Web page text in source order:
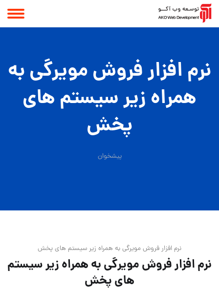
نرم افزار فروش مویرگی به
همراه زیر سیستم های
پخش
پیشخوان
نرم افزار فروش مویرگی به همراه زیر سیستم های پخش
نرم افزار فروش مویرگی به همراه زیر سیستم
های پخش